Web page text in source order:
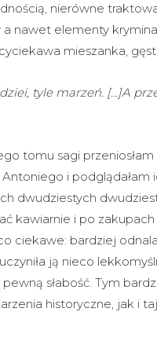
nierówne
nawet elementy
mieszanka,
tyle marzeń. […]A
tomu sagi
i podglądałam
dwudziestych
kawiarnie i po
ciekawe: bardziej
ją nieco
słabość. Tym
historyczne, jak i